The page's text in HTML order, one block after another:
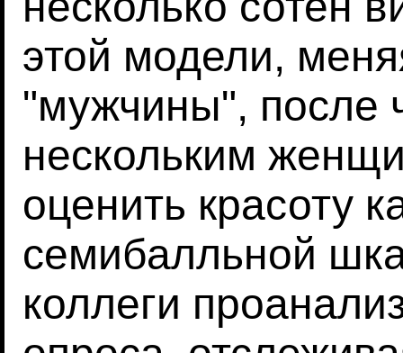
этой модели,
"мужчины", после
нескольким
оценить красоту
семибалльной
коллеги